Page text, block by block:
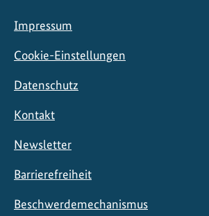
Impressum
Cookie-Einstellungen
Datenschutz
Kontakt
Newsletter
Barrierefreiheit
Beschwerdemechanismus